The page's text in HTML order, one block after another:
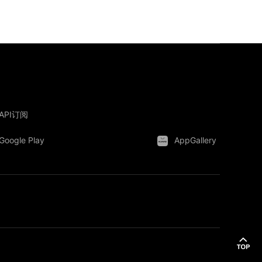
订阅
Play AppGallery